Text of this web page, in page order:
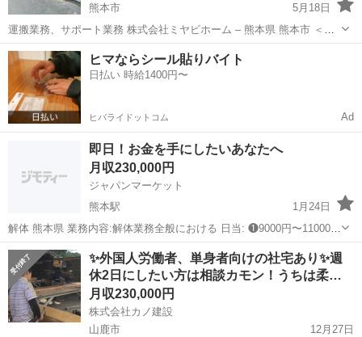
熊本市
5月18日
運搬業務、サポート業務 株式会社ミヤビホーム – 熊本県 熊本市 ＜仕
事内容＞ 一般住宅の屋根工事のサポート作業 運搬作業、親方のサポー
トなど簡単な仕事です。 ＜応募方法＞ 電話連絡にて担当者と面談
TEL ...
熊本 熊本市 大工
ヒマならシール貼りバイト
日払い 時給1400円〜
ヒバライドットコム Ad
即日！お金を手にしたいあなたへ
月収230,000円
ジャパンマーケット
熊本駅
1月24日
解体 熊本県 業務内容:解体業務全般における 日当: ❶9000円〜11000円
❷11000円〜13000円 ❶手元作業、運搬作業 ❷重機操縦（オペレータ
ー） 稼働条件:日曜日休み、みなし残業 ...
熊本 熊本市 熊本駅 大工 重機
✨外国人労働者、単身者向けの社宅あり✨週
休2日にしたい方は相談カモン！うちは柔…
月収230,000円
株式会社カノ建設
山鹿市
12月27日